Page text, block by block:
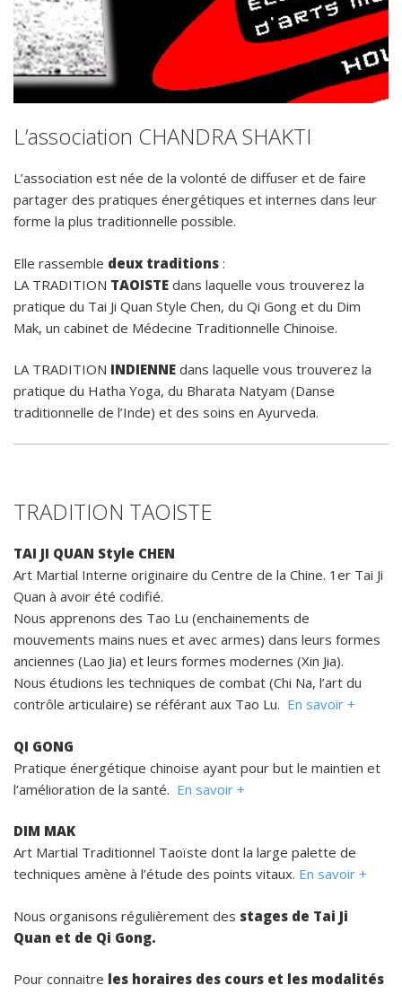
L’association CHANDRA SHAKTI
L’association est née de la volonté de diffuser et de faire
partager des pratiques énergétiques et internes dans leur
forme la plus traditionnelle possible.
Elle rassemble deux traditions :
LA TRADITION TAOISTE dans laquelle vous trouverez la
pratique du Tai Ji Quan Style Chen, du Qi Gong et du Dim
Mak, un cabinet de Médecine Traditionnelle Chinoise.
LA TRADITION INDIENNE dans laquelle vous trouverez la
pratique du Hatha Yoga, du Bharata Natyam (Danse
traditionnelle de l’Inde) et des soins en Ayurveda.
TRADITION TAOISTE
TAI JI QUAN Style CHEN
Art Martial Interne originaire du Centre de la Chine. 1er Tai Ji
Quan à avoir été codifié.
Nous apprenons des Tao Lu (enchainements de
mouvements mains nues et avec armes) dans leurs formes
anciennes (Lao Jia) et leurs formes modernes (Xin Jia).
Nous étudions les techniques de combat (Chi Na, l’art du
contrôle articulaire) se référant aux Tao Lu. En savoir +
QI GONG
Pratique énergétique chinoise ayant pour but le maintien et
l’amélioration de la santé. En savoir +
DIM MAK
Art Martial Traditionnel Taoïste dont la large palette de
techniques amène à l’étude des points vitaux. En savoir +
Nous organisons régulièrement des stages de Tai Ji
Quan et de Qi Gong.
Pour connaitre les horaires des cours et les modalités